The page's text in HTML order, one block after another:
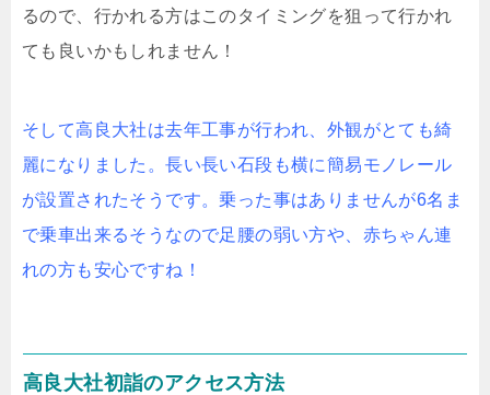
るので、行かれる方はこのタイミングを狙って行かれ
ても良いかもしれません！
そして高良大社は去年工事が行われ、外観がとても綺
麗になりました。長い長い石段も横に簡易モノレール
が設置されたそうです。乗った事はありませんが6名ま
で乗車出来るそうなので足腰の弱い方や、赤ちゃん連
れの方も安心ですね！
高良大社初詣のアクセス方法